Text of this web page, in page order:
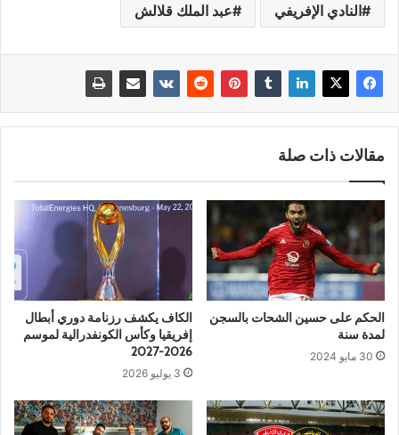
النادي الإفريفي عبد الملك قلالش
مقالات ذات صلة
الحكم على حسين الشحات بالسجن
لمدة سنة
30 مايو 2024
الكاف يكشف رزنامة دوري أبطال
إفريقيا وكأس الكونفدرالية لموسم
2026-2027
3 يوليو 2026